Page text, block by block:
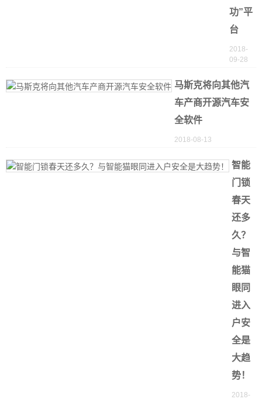
功”平
台
2018-
09-28
马斯克将向其他汽
车产商开源汽车安
全软件
2018-08-13
智能
门锁
春天
还多
久？
与智
能猫
眼同
进入
户安
全是
大趋
势！
2018-